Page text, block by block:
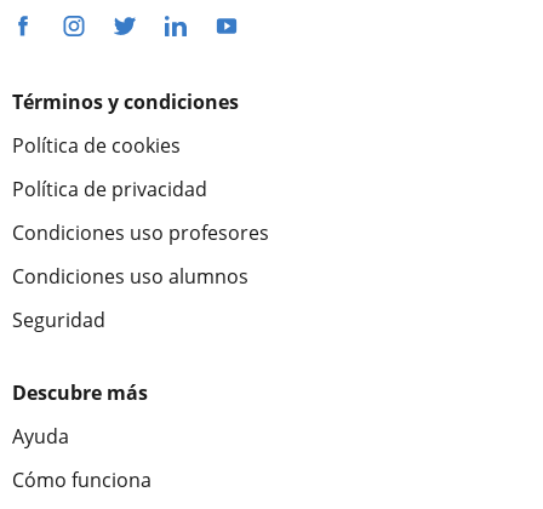
Términos y condiciones
Política de cookies
Política de privacidad
Condiciones uso profesores
Condiciones uso alumnos
Seguridad
Descubre más
Ayuda
Cómo funciona